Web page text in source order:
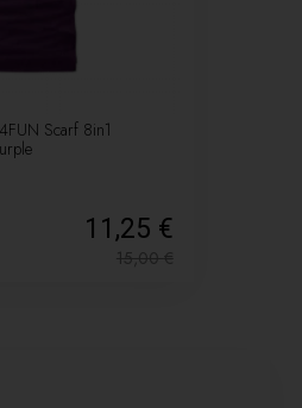
Scarf 8in1
11,25 €
15,00€